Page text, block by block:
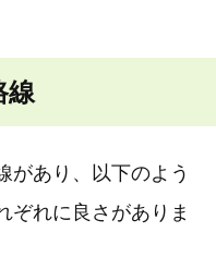
線
があり、以下のよう
ぞれに良さがありま